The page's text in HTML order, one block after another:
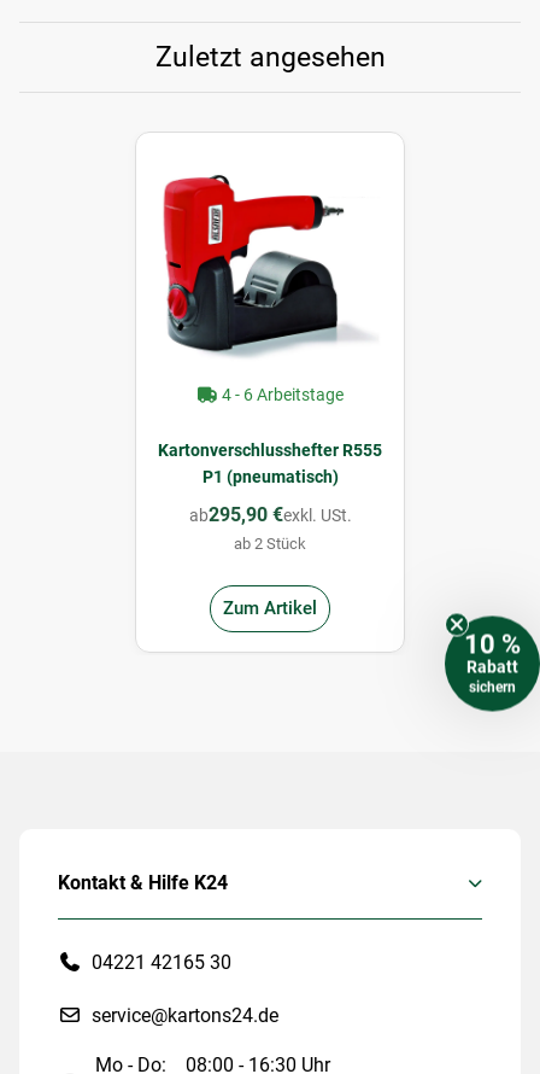
Zuletzt angesehen
4 - 6 Arbeitstage
Kartonverschlusshefter R555
P1 (pneumatisch)
ab295,90 €exkl. USt.
ab 2 Stück
Zum Artikel
Kontakt & Hilfe K24
04221 42165 30
service@kartons24.de
Mo - Do:
08:00 - 16:30 Uhr
10 %
Rabatt
sichern